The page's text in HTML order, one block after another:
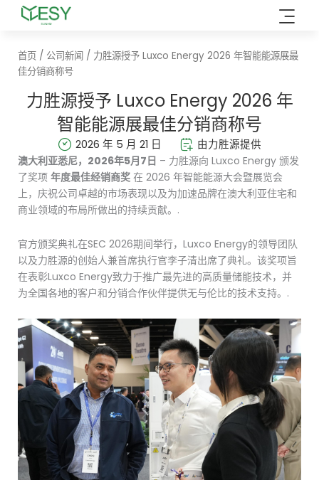
首页 / 公司新闻 / 力胜源授予 Luxco Energy 2026 年智能能源展最
佳分销商称号
力胜源授予 Luxco Energy 2026 年
智能能源展最佳分销商称号
2026 年 5 月 21 日
由力胜源提供
澳大利亚悉尼，2026年5月7日 – 力胜源向 Luxco Energy 颁发
了奖项 年度最佳经销商奖 在 2026 年智能能源大会暨展览会
上，庆祝公司卓越的市场表现以及为加速品牌在澳大利亚住宅和
商业领域的布局所做出的持续贡献。.
官方颁奖典礼在SEC 2026期间举行，Luxco Energy的领导团队
以及力胜源的创始人兼首席执行官李子清出席了典礼。该奖项旨
在表彰Luxco Energy致力于推广最先进的高质量储能技术，并
为全国各地的客户和分销合作伙伴提供无与伦比的技术支持。.